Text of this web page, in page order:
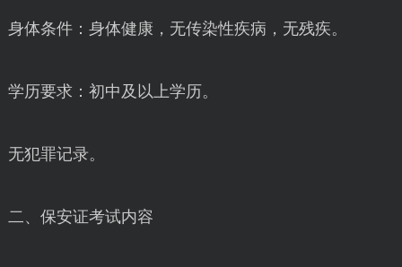
身体条件：身体健康，无传染性疾病，无残疾。
学历要求：初中及以上学历。
无犯罪记录。
二、保安证考试内容